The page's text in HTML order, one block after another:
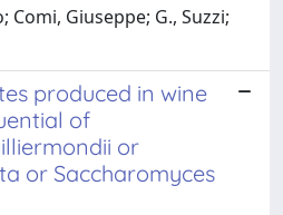
Comi, Giuseppe; G., Suzzi;
produced in wine
of
or
or Saccharomyces